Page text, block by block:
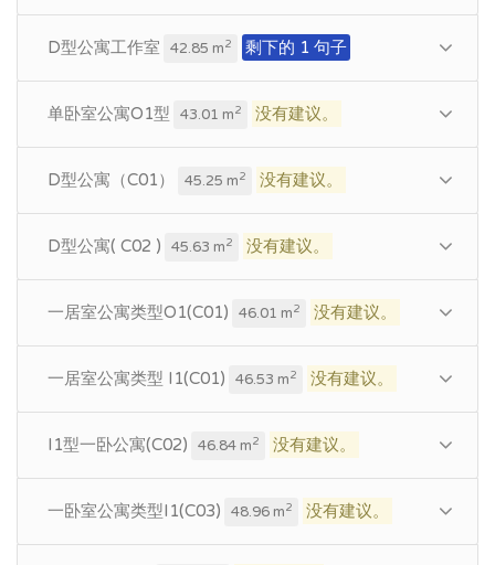
D型公寓工作室 42.85 m2 剩下的 1 句子
单卧室公寓O1型 43.01 m2 没有建议。
D型公寓（C01） 45.25 m2 没有建议。
D型公寓( C02 ) 45.63 m2 没有建议。
一居室公寓类型O1(C01) 46.01 m2 没有建议。
一居室公寓类型 I1(C01) 46.53 m2 没有建议。
I1型一卧公寓(C02) 46.84 m2 没有建议。
一卧室公寓类型I1(C03) 48.96 m2 没有建议。